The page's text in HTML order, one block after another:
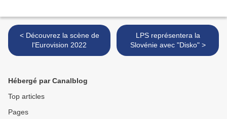
< Découvrez la scène de
l'Eurovision 2022
LPS représentera la
Slovénie avec "Disko" >
Hébergé par Canalblog
Top articles
Pages